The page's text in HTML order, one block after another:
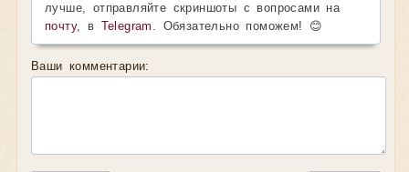
лучше, отправляйте скриншоты с вопросами на
почту, в Telegram . Обязательно поможем! 😊
Ваши комментарии: